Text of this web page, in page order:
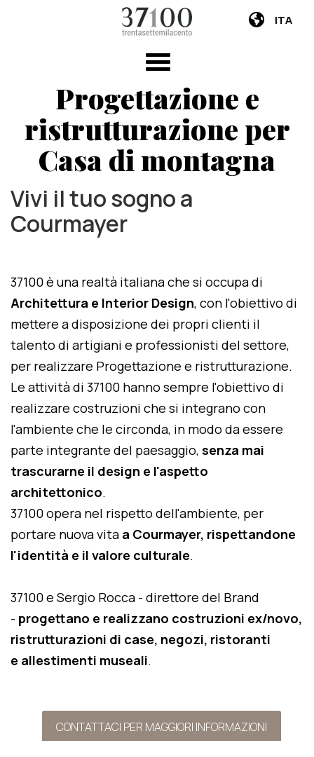
ITA
Progettazione e
ristrutturazione per
Casa di montagna
Vivi il tuo sogno a
Courmayer
37100 è una realtà italiana che si occupa di
Architettura e Interior Design, con l'obiettivo di
mettere a disposizione dei propri clienti il
talento di artigiani e professionisti del settore,
per realizzare Progettazione e ristrutturazione.
Le attività di 37100 hanno sempre l'obiettivo di
realizzare costruzioni che si integrano con
l'ambiente che le circonda, in modo da essere
parte integrante del paesaggio, senza mai
trascurarne il design e l'aspetto
architettonico.
37100 opera nel rispetto dell'ambiente, per
portare nuova vita a Courmayer, rispettandone
l'identità e il valore culturale.
37100 e Sergio Rocca - direttore del Brand
- progettano e realizzano costruzioni ex/novo,
ristrutturazioni di case, negozi, ristoranti
e allestimenti museali.
CONTATTACI PER MAGGIORI INFORMAZIONI